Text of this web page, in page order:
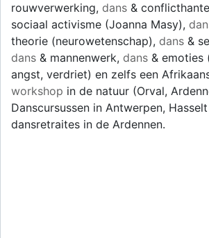
rouwverwerking, dans &
sociaal activisme (Joanna Masy),
theorie (neurowetenschap), dans &
dans & mannenwerk, dans & emoties
angst, verdriet) en zelfs een
workshop in de natuur (Orval,
Danscursussen in Antwerpen,
dansretraites in de Ardennen.